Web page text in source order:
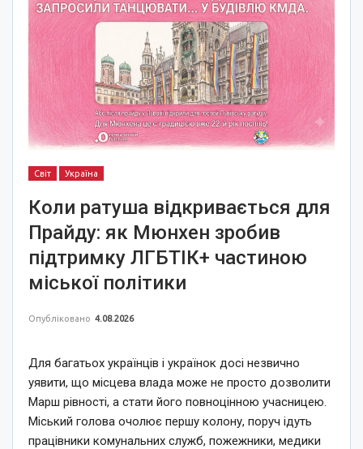
Світ Україна
Коли ратуша відкривається для
Прайду: як Мюнхен зробив
підтримку ЛГБТІК+ частиною
міської політики
Опубліковано 4.08.2026
Для багатьох українців і українок досі незвично
уявити, що місцева влада може не просто дозволити
Марш рівності, а стати його повноцінною учасницею.
Міський голова очолює першу колону, поруч ідуть
працівники комунальних служб, пожежники, медики